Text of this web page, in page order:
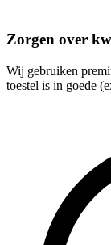
Zorgen over
Wij gebruiken
toestel is in goede